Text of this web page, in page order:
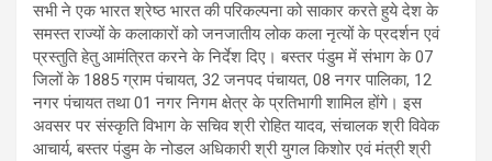
सभी ने एक भारत श्रेष्ठ भारत की परिकल्पना को साकार करते हुये देश के
समस्त राज्यों के कलाकारों को जनजातीय लोक कला नृत्यों के प्रदर्शन एवं
प्रस्तुति हेतु आमंत्रित करने के निर्देश दिए। बस्तर पंडुम में संभाग के 07
जिलों के 1885 ग्राम पंचायत, 32 जनपद पंचायत, 08 नगर पालिका, 12
नगर पंचायत तथा 01 नगर निगम क्षेत्र के प्रतिभागी शामिल होंगे। इस
अवसर पर संस्कृति विभाग के सचिव श्री रोहित यादव, संचालक श्री विवेक
आचार्य, बस्तर पंडुम के नोडल अधिकारी श्री युगल किशोर एवं मंत्री श्री